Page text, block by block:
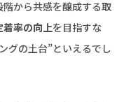
から共感を醸成する取
着率の向上を目指すな
グの土台”といえるでし